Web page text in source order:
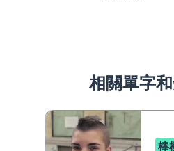
相關單字和
棒